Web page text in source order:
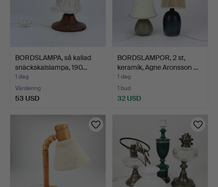
BORDSLAMPA, så kallad
snäckskalslampa, 190…
1 dag
Värdering
53 USD
BORDSLAMPOR, 2 st,
keramik, Agne Aronsson …
1 dag
1 bud
32 USD